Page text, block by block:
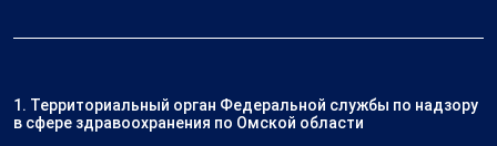
1. Территориальный орган Федеральной службы по надзору
в сфере здравоохранения по Омской области